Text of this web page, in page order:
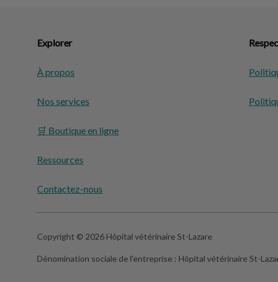
Explorer
À propos
Nos services
🛒 Boutique en ligne
Ressources
Contactez-nous
Copyright © 2026 Hôpital vétérinaire St-Lazare
Dénomination sociale de l'entreprise : Hôpital vétérinaire St-